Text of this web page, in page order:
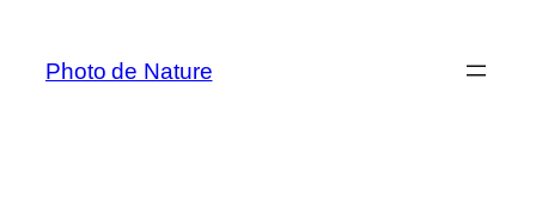
contenu
Photo de Nature